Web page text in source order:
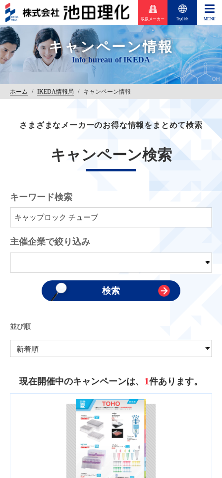
取扱メーカー English
キャンペーン情報
ホーム / IKEDA情報局 / キャンペーン情報
さまざまなメーカーのお得な情報をまとめて検索
キャンペーン検索
キーワード検索
主催企業で絞り込み
並び順
現在開催中のキャンペーンは、 1件あります。